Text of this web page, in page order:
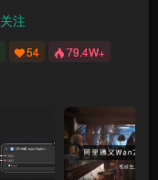
关注
54 79.4W+